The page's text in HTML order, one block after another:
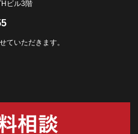
ビル3階
ていただきます。